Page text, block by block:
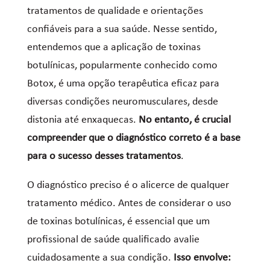
tratamentos de qualidade e orientações
confiáveis para a sua saúde. Nesse sentido,
entendemos que a aplicação de toxinas
botulínicas, popularmente conhecido como
Botox, é uma opção terapêutica eficaz para
diversas condições neuromusculares, desde
distonia até enxaquecas. No entanto, é crucial
compreender que o diagnóstico correto é a base
para o sucesso desses tratamentos.
O diagnóstico preciso é o alicerce de qualquer
tratamento médico. Antes de considerar o uso
de toxinas botulínicas, é essencial que um
profissional de saúde qualificado avalie
cuidadosamente a sua condição. Isso envolve: